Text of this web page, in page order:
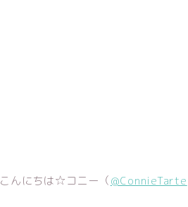
こんにちは☆コニー（@ConnieTarte